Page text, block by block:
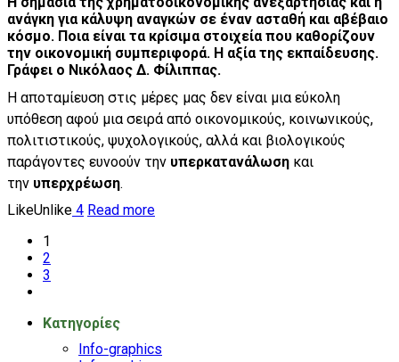
ανάγκη για κάλυψη αναγκών σε έναν ασταθή και αβέβαιο
κόσμο. Ποια είναι τα κρίσιμα στοιχεία που καθορίζουν
την οικονομική συμπεριφορά. Η αξία της εκπαίδευσης.
Γράφει ο Νικόλαος Δ. Φίλιππας.
Η αποταμίευση στις μέρες μας δεν είναι μια εύκολη
υπόθεση αφού μια σειρά από οικονομικούς, κοινωνικούς,
πολιτιστικούς, ψυχολογικούς, αλλά και βιολογικούς
παράγοντες ευνοούν την υπερκατανάλωση και
την υπερχρέωση.
LikeUnlike 4 Read more
1
2
3
Kατηγορίες
Info-graphics